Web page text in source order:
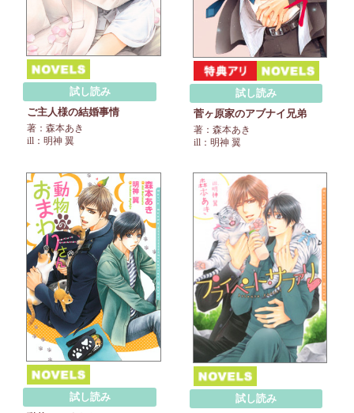
試し読み
ご主人様の結婚事情
著：森本あき
ill：明神 翼
試し読み
菅ヶ原家のアブナイ兄弟
著：森本あき
ill：明神 翼
試し読み
試し読み